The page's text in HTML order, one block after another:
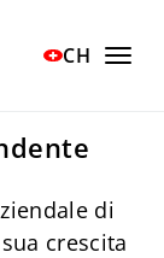
CH
di
crescita